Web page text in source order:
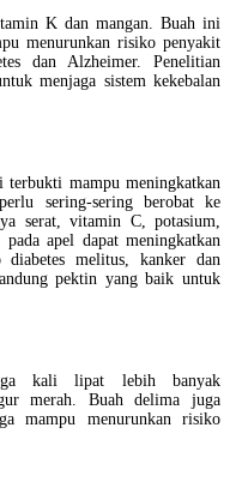
K dan mangan. Buah ini
menurunkan risiko penyakit
dan Alzheimer. Penelitian
menjaga sistem kekebalan
terbukti mampu meningkatkan
sering-sering berobat ke
serat, vitamin C, potasium,
apel dapat meningkatkan
diabetes melitus, kanker dan
pektin yang baik untuk
kali lipat lebih banyak
merah. Buah delima juga
mampu menurunkan risiko